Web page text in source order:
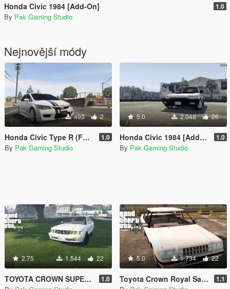
Honda Civic 1984 [Add-On] 1.0
By Pak Gaming Studio
Nejnovější módy
493 2
Honda Civic Type R (FD2) Livery 1.0
By Pak Gaming Studio
5.0 2.048 26
Honda Civic 1984 [Add-On] 1.0
By Pak Gaming Studio
2.75 1.544 22
TOYOTA CROWN SUPER SALOON 1.0
5.0 1.734 22
Toyota Crown Royal Saloon [Add-On] 1.1